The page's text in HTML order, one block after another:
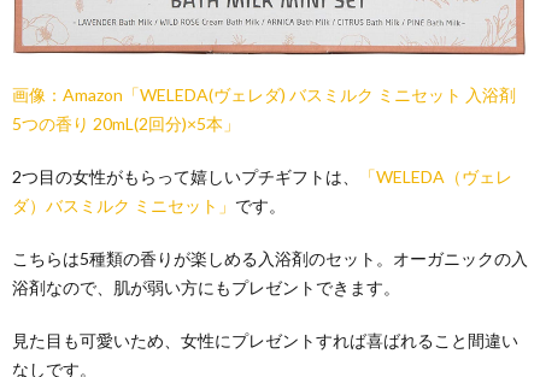
画像：Amazon「WELEDA(ヴェレダ) バスミルク ミニセット 入浴剤
5つの香り 20mL(2回分)×5本」
2つ目の女性がもらって嬉しいプチギフトは、
「WELEDA（ヴェレ
ダ）バスミルク ミニセット」 です。
こちらは5種類の香りが楽しめる入浴剤のセット。オーガニックの入
浴剤なので、肌が弱い方にもプレゼントできます。
見た目も可愛いため、女性にプレゼントすれば喜ばれること間違い
なしです。